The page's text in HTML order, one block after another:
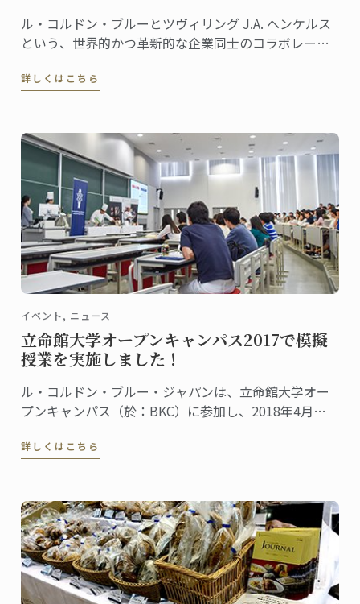
ル・コルドン・ブルーとツヴィリング J.A. ヘンケルス
という、世界的かつ革新的な企業同士のコラボレーシ
なナイフ＆ツールキットを誕生させました。
詳しくはこちら
イベント, ニュース
立命館大学オープンキャンパス2017で模擬
授業を実施しました！
ル・コルドン・ブルー・ジャパンは、立命館大学オー
プンキャンパス（於：BKC）に参加し、2018年4月に
れる、新しい高等教育プログラムの模擬授業を行いま
詳しくはこちら